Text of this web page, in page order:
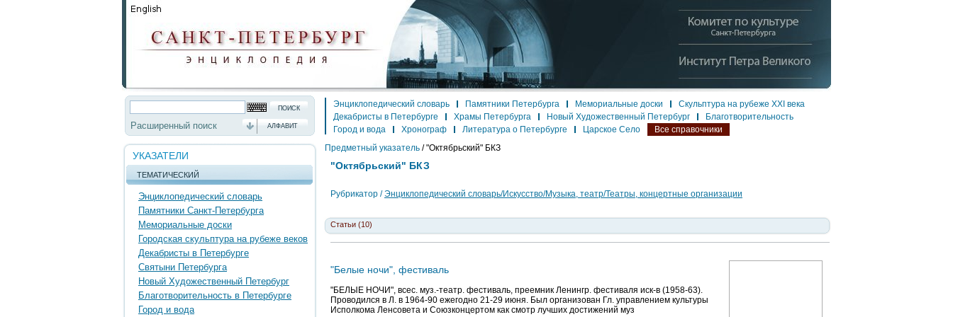
Расширенный поиск АЛФАВИТ
УКАЗАТЕЛИ
ТЕМАТИЧЕСКИЙ
Энциклопедический словарь
Памятники Санкт-Петербурга
Мемориальные доски
Городская скульптура на рубеже веков
Декабристы в Петербурге
Святыни Петербурга
Новый Художественный Петербург
Благотворительность в Петербурге
Город и вода
Энциклопедический словарь Памятники Петербурга Мемориальные доски
Скульптура на рубеже XXI века
Декабристы в Петербурге
Храмы Петербурга Новый Художественный Петербург
Благотворительность
Город и вода
Хронограф Литература о Петербурге Царское Село
Все справочники
Предметный указатель / "Октябрьский" БКЗ
"Октябрьский" БКЗ
Рубрикатор / Энциклопедический словарь/Искусство/Музыка, театр/Театры, концертные организации
Статьи (10)
"Белые ночи", фестиваль
"БЕЛЫЕ НОЧИ", всес. муз.-театр. фестиваль, преемник Ленингр. фестиваля иск-в (1958-63).
Проводился в Л. в 1964-90 ежегодно 21-29 июня. Был организован Гл. управлением культуры
Исполкома Ленсовета и Союзконцертом как смотр лучших достижений муз